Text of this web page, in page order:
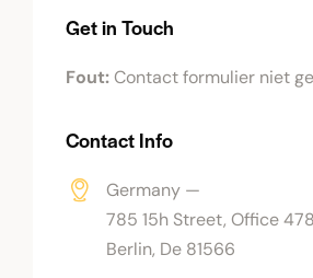
Get in Touch
Fout:Contact formulier niet
Contact Info
Germany —
785 15h Street, Office 478
Berlin, De 81566